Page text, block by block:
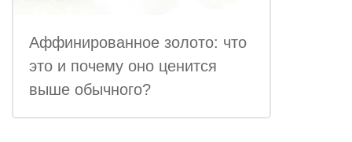
Аффинированное золото: что
это и почему оно ценится
выше обычного?